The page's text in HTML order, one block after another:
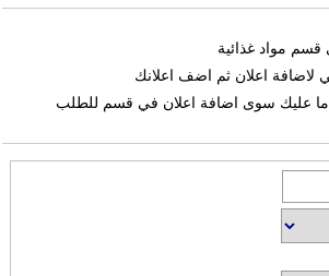
قسم مواد غذائية
لاضافة اعلان ثم اضف اعلانك
ما عليك سوى اضافة اعلان في قسم للطلب